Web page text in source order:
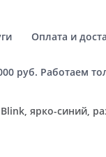
Оплата и
руб. Работаем
ярко-синий,